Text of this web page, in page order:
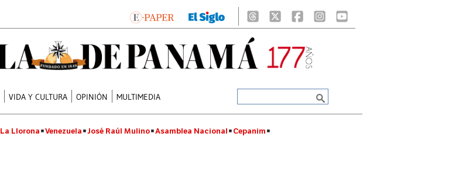
VIDA Y CULTURA OPINIÓN MULTIMEDIA
La Llorona Venezuela José Raúl Mulino Asamblea Nacional Cepanim